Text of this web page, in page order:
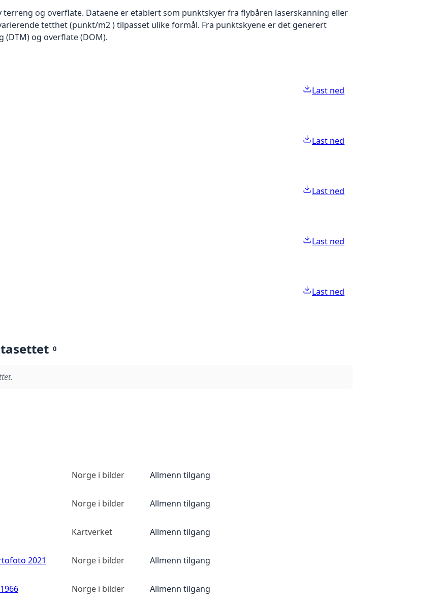
terreng og overflate. Dataene er etablert som punktskyer fra flybåren laserskanning eller
tetthet (punkt/m2 ) tilpasset ulike formål. Fra punktskyene er det generert
og overflate (DOM).
Last ned
Last ned
Last ned
Last ned
Last ned
0
Norge i bilder Allmenn tilgang
Norge i bilder Allmenn tilgang
Kartverket Allmenn tilgang
2021 Norge i bilder Allmenn tilgang
Norge i bilder Allmenn tilgang